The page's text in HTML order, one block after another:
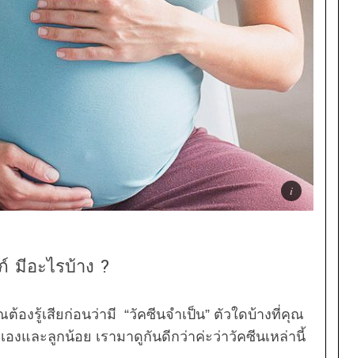
มีอะไรบ้าง ?
องรู้เสียก่อนว่ามี “วัคซีนจำเป็น” ตัวใดบ้างที่คุณ
งและลูกน้อย เรามาดูกันดีกว่าค่ะว่าวัคซีนเหล่านี้